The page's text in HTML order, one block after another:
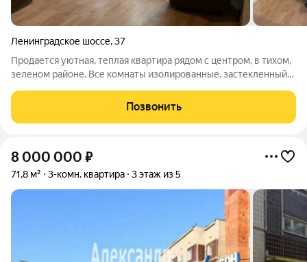
Ленинградское шоссе,37
Продается уютная, теплая квартира рядом с центром, в тихом,
зеленом районе. Все комнаты изолированные, застекленный
Лента, Пятерочка, рынок, детсад, школа, бассейн. Прямая
продажа, без
Позвонить
8 000 000 ₽
71,8 м² 3-комн. квартира 3 этаж из 5